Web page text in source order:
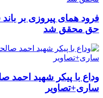
فرود همای پیروزی بر باند
حق محقق شد
وداع با پیکر شهید احمد
ساری+تصاویر